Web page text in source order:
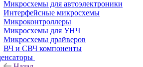
Микросхемы для автоэлектроники
Интерфейсные микросхемы
Микроконтроллеры
Микросхемы для УНЧ
Микросхемы драйверов
ВЧ и СВЧ компоненты